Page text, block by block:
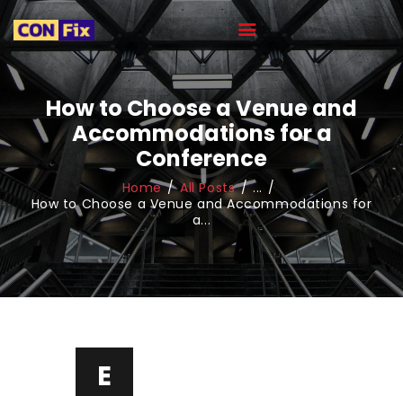
How to Choose a Venue and
Accommodations for a
Conference
Home All Posts
...
How to Choose a Venue and Accommodations for
a...
HOME
ABOUT
OUR PORTFOLIO
OUR TEAM
CAREER
BLOG
CONTACTS
E